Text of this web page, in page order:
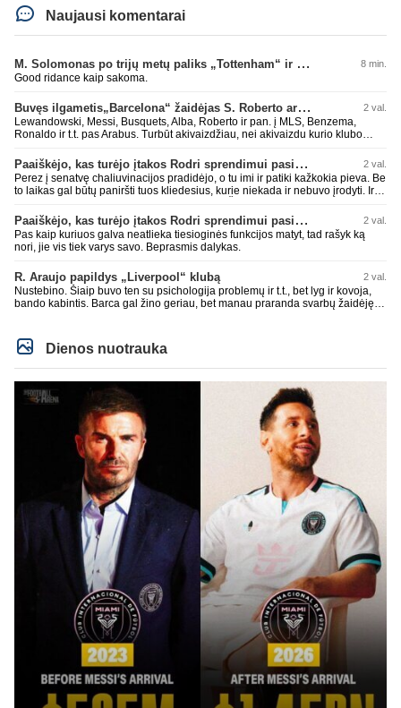
Naujausi komentarai
M. Solomonas po trijų metų paliks „Tottenham“ ir papildys „West Ham“ klubą 8 min.
Good ridance kaip sakoma.
Buvęs ilgametis„Barcelona“ žaidėjas S. Roberto artėja link persikėlimo į MLS 2 val.
Lewandowski, Messi, Busquets, Alba, Roberto ir pan. į MLS, Benzema,
Ronaldo ir t.t. pas Arabus. Turbūt akivaizdžiau, nei akivaizdu kurio klubo
paskutiniu me tu ne tiek daug.
Paaiškėjo, kas turėjo įtakos Rodri sprendimui pasirinkti Barselonos pusę 2 val.
Perez į senatvę chaliuvinacijos pradidėjo, o tu imi ir patiki kažkokia pieva. Be
to laikas gal būtų paniršti tuos kliedesius, kurie niekada ir nebuvo įrodyti. Ir
esat. Kažkaip ne skaniai kvepia. RM todėl ir yra vienas nekenčiamiausių
daugumos fanų klubas, nes pastoviai verke ir verkia kažkokius kliedesius.
Remktis ne kažkokio Perezo kliedesiais, o faktais.
Paaiškėjo, kas turėjo įtakos Rodri sprendimui pasirinkti Barselonos pusę 2 val.
Pas kaip kuriuos galva neatlieka tiesioginės funkcijos matyt, tad rašyk ką
nori, jie vis tiek varys savo. Beprasmis dalykas.
R. Araujo papildys „Liverpool“ klubą 2 val.
Nustebino. Šiaip buvo ten su psichologija problemų ir t.t., bet lyg ir kovoja,
bando kabintis. Barca gal žino geriau, bet manau praranda svarbų žaidėję.
sudėtį. Rezultatai nėra tragiški, anaiptol yra teigiamų žingsnių. Bet UEFA CL
nelaimimas, praeitais metais jau Copa del Rey pralaimėtas ir pan. Jau
praeitais metais neteko gynybos vieno iš ramščių. RM kaip tik pasistiprino.
gynyboje ne kažkas.
Dienos nuotrauka